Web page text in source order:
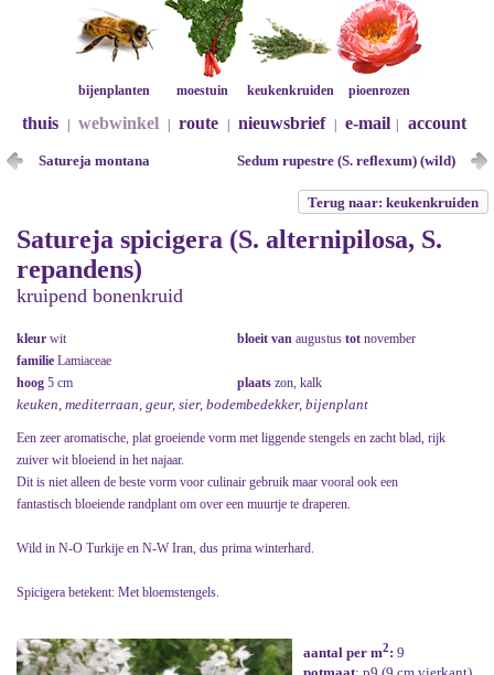
bijenplanten moestuin keukenkruiden pioenrozen
thuis webwinkel route nieuwsbrief e-mail account
Satureja montana Sedum rupestre (S. reflexum) (wild)
Terug naar: keukenkruiden
Satureja spicigera (S. alternipilosa, S.
repandens)
kruipend bonenkruid
kleur wit bloeit van augustus tot november
familie Lamiaceae
hoog 5 cm plaats zon, kalk
keuken, mediterraan, geur, sier, bodembedekker, bijenplant
Een zeer aromatische, plat groeiende vorm met liggende stengels en zacht blad, rijk
zuiver wit bloeiend in het najaar.
Dit is niet alleen de beste vorm voor culinair gebruik maar vooral ook een
fantastisch bloeiende randplant om over een muurtje te draperen.
Wild in N-O Turkije en N-W Iran, dus prima winterhard.
Spicigera betekent: Met bloemstengels.
aantal per m2: 9